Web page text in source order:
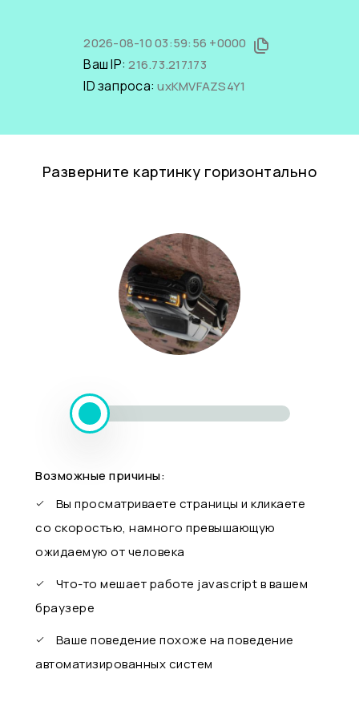
2026-08-10 03:59:56 +0000
Ваш IP:216.73.217.173
ID запроса:uxKMVFAZS4Y1
Разверните картинку горизонтально
Возможные причины:
Вы просматриваете страницы и кликаете
со скоростью, намного превышающую
ожидаемую от человека
Что-то мешает работе javascript в вашем
браузере
Ваше поведение похоже на поведение
автоматизированных систем